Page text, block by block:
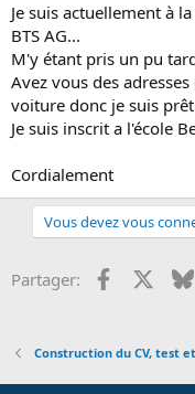
Je suis actuellement à
BTS AG...
M'y étant pris un pu
Avez vous des
voiture donc je suis
Je suis inscrit a l'école
Cordialement
Vous devez vous
Partager: Facebook
Construction du CV, test